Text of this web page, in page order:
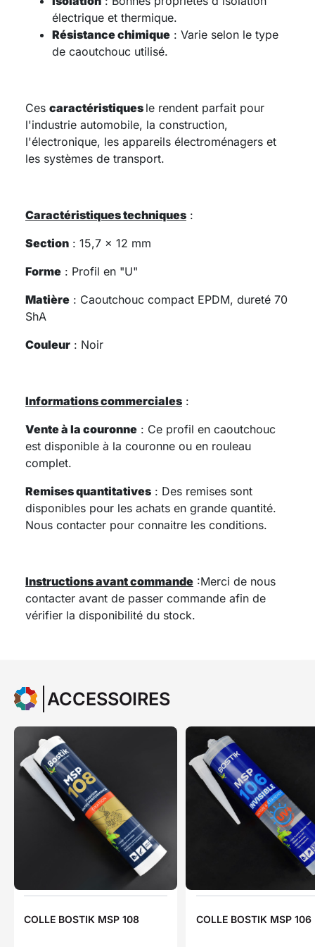
électrique et thermique.
Résistance chimique : Varie selon le type
de caoutchouc utilisé.
Ces caractéristiques le rendent parfait pour
l'industrie automobile, la construction,
l'électronique, les appareils électroménagers et
les systèmes de transport.
Caractéristiques techniques :
Section : 15,7 x 12 mm
Forme : Profil en "U"
Matière : Caoutchouc compact EPDM, dureté 70
ShA
Couleur : Noir
Informations commerciales :
Vente à la couronne : Ce profil en caoutchouc
est disponible à la couronne ou en rouleau
complet.
Remises quantitatives : Des remises sont
disponibles pour les achats en grande quantité.
Nous contacter pour connaitre les conditions.
Instructions avant commande :Merci de nous
contacter avant de passer commande afin de
vérifier la disponibilité du stock.
ACCESSOIRES
COLLE BOSTIK MSP 108 COLLE BOSTIK MSP 106